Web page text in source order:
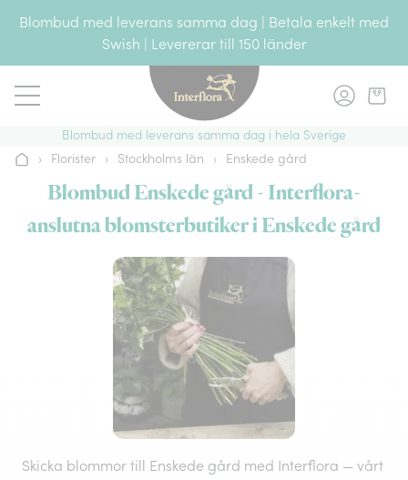
Blombud med leverans samma dag | Betala enkelt med
Swish | Levererar till 150 länder
Blombud med leverans samma dag i hela Sverige
Hem› Florister › Stockholms län › Enskede gård
Blombud Enskede gård - Interflora-
anslutna blomsterbutiker i Enskede gård
Skicka blommor till Enskede gård med Interflora — vårt